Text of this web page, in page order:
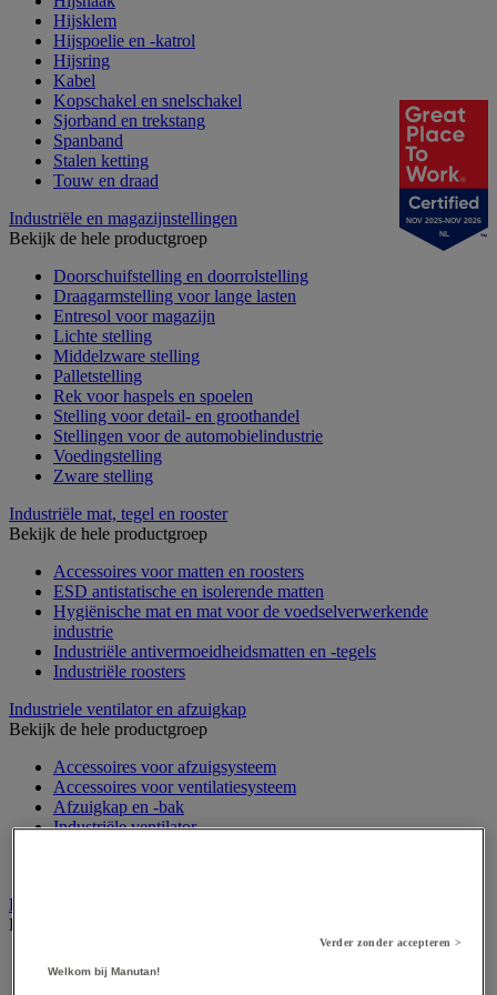
Hijsklem
Hijspoelie en -katrol
Hijsring
Kabel
Kopschakel en snelschakel
Sjorband en trekstang
Spanband
Stalen ketting
Touw en draad
Industriële en magazijnstellingen
Bekijk de hele productgroep
Doorschuifstelling en doorrolstelling
Draagarmstelling voor lange lasten
Entresol voor magazijn
Lichte stelling
Middelzware stelling
Palletstelling
Rek voor haspels en spoelen
Stelling voor detail- en groothandel
Stellingen voor de automobielindustrie
Voedingstelling
Zware stelling
Industriële mat, tegel en rooster
Bekijk de hele productgroep
Accessoires voor matten en roosters
ESD antistatische en isolerende matten
Hygiënische mat en mat voor de voedselverwerkende
industrie
Industriële antivermoeidheidsmatten en -tegels
Industriële roosters
Industriele ventilator en afzuigkap
Bekijk de hele productgroep
Accessoires voor afzuigsysteem
Accessoires voor ventilatiesysteem
Afzuigkap en -bak
Industriële ventilator
Laboratoriummeubilair
Bekijk de hele productgroep
Laboratoriumkast
NOV 2025-NOV 2026
NL
Verder zonder accepteren >
Welkom bij Manutan!